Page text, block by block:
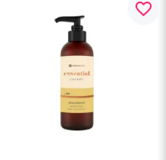
favorite_border